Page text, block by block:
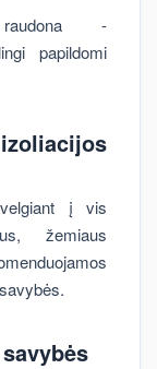
-
papildomi
į vis
žemiaus